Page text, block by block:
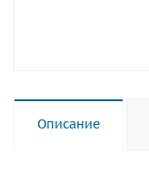
Описание